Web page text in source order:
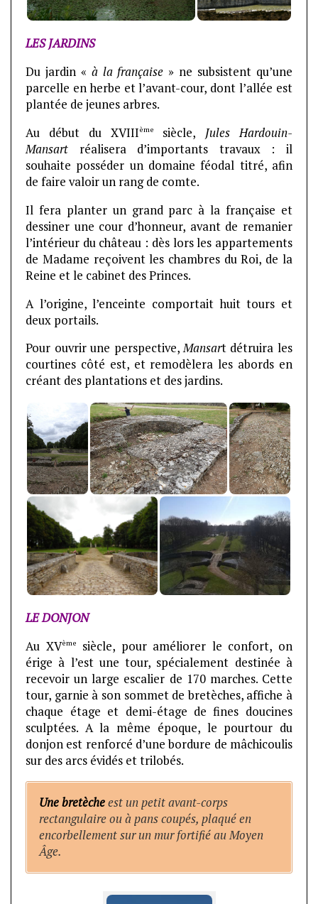
LES JARDINS
Du jardin « à la française » ne subsistent qu’une
parcelle en herbe et l’avant-cour, dont l’allée est
plantée de jeunes arbres.
Au début du XVIIIème siècle, Jules Hardouin-
Mansart réalisera d’importants travaux : il
souhaite posséder un domaine féodal titré, afin
de faire valoir un rang de comte.
Il fera planter un grand parc à la française et
dessiner une cour d’honneur, avant de remanier
l’intérieur du château : dès lors les appartements
de Madame reçoivent les chambres du Roi, de la
Reine et le cabinet des Princes.
A l’origine, l’enceinte comportait huit tours et
deux portails.
Pour ouvrir une perspective,Mansart détruira les
courtines côté est, et remodèlera les abords en
créant des plantations et des jardins.
LE DONJON
Au XVème
siècle, pour améliorer le confort, on
érige à l’est une tour, spécialement destinée à
recevoir un large escalier de 170 marches. Cette
tour, garnie à son sommet de bretèches, affiche à
chaque étage et demi-étage de fines doucines
sculptées. A la même époque, le pourtour du
donjon est renforcé d’une bordure de mâchicoulis
sur des arcs évidés et trilobés.
Une bretècheest un petit avant-corps
rectangulaire ou à pans coupés, plaqué en
encorbellement sur un mur fortifié au Moyen
Âge.